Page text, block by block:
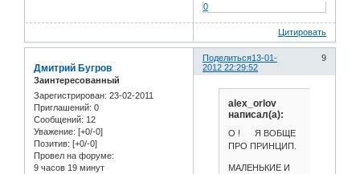
0
Цитировать
Поделиться 9
13-01-
2012 22:29:52
Дмитрий Бугров
Заинтересованный
Зарегистрирован: 23-02-2011
Приглашений: 0
Сообщений: 12
Уважение: [+0/-0]
Позитив: [+0/-0]
Провел на форуме:
9 часов 19 минут
alex_orlov
написал(а):
О ! Я ВОБЩЕ
ПРО ПРИНЦИП.
МАЛЕНЬКИЕ И